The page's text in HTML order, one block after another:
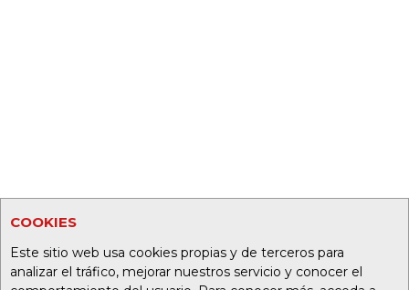
COOKIES
Este sitio web usa cookies propias y de terceros para
analizar el tráfico, mejorar nuestros servicio y conocer el